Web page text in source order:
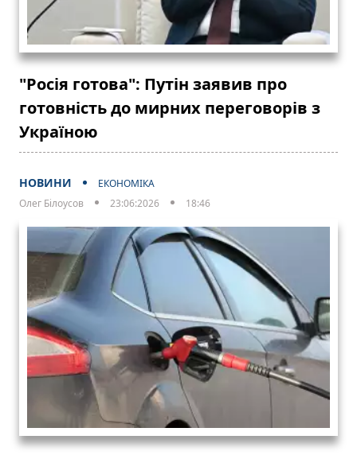
"Росія готова": Путін заявив про
готовність до мирних переговорів з
Україною
НОВИНИ
ЕКОНОМІКА
Олег Білоусов
23:06:2026 18:46